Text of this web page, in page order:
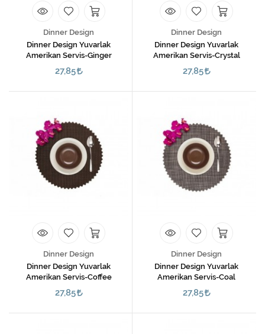
Dinner Design
Dinner Design Yuvarlak
Amerikan Servis-Ginger
27,85
Dinner Design
Dinner Design Yuvarlak
Amerikan Servis-Crystal
27,85
Dinner Design
Dinner Design Yuvarlak
Amerikan Servis-Coffee
27,85
Dinner Design
Dinner Design Yuvarlak
Amerikan Servis-Coal
27,85